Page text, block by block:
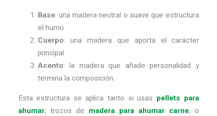
Base: una madera neutral o suave que estructura
el humo.
Cuerpo: una madera que aporta el carácter
principal.
Acento: la madera que añade personalidad y
termina la composición.
Esta estructura se aplica tanto si usas pellets para
ahumar, trozos de madera para ahumar carne, o